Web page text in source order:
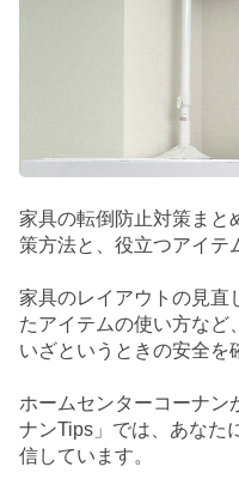
家具の転倒防止対策まと
策方法と、役立つアイテ
家具のレイアウトの見直
たアイテムの使い方など、
いざというときの安全を
ホームセンターコーナン
ナンTips」では、あなた
信しています。